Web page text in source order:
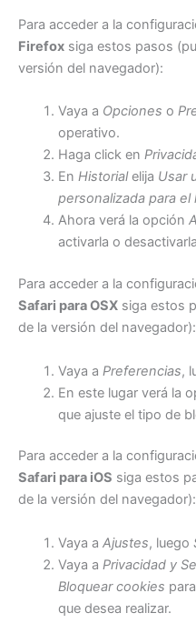
Para acceder a la
Firefox siga estos pasos
versión del navegador):
Vaya a Opciones o
operativo.
Haga click en
En Historialelija Usar
personalizada para el
Ahora verá la opción
activarla o
Para acceder a la
Safari para OSX siga estos
de la versión del navegador):
Vaya a Preferencias,
En este lugar verá la
que ajuste el tipo de
Para acceder a la
Safari para iOS siga estos
de la versión del navegador):
Vaya a Ajustes, luego
Vaya a Privacidad y
Bloquear cookies
que desea realizar.